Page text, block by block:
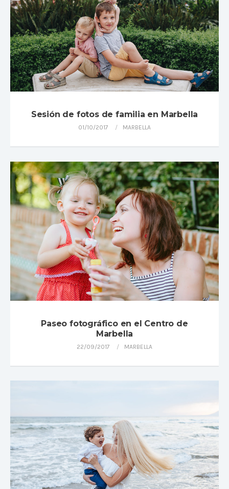
Sesión de fotos de familia en Marbella
01/10/2017 MARBELLA
Paseo fotográfico en el Centro de
Marbella
22/09/2017 MARBELLA